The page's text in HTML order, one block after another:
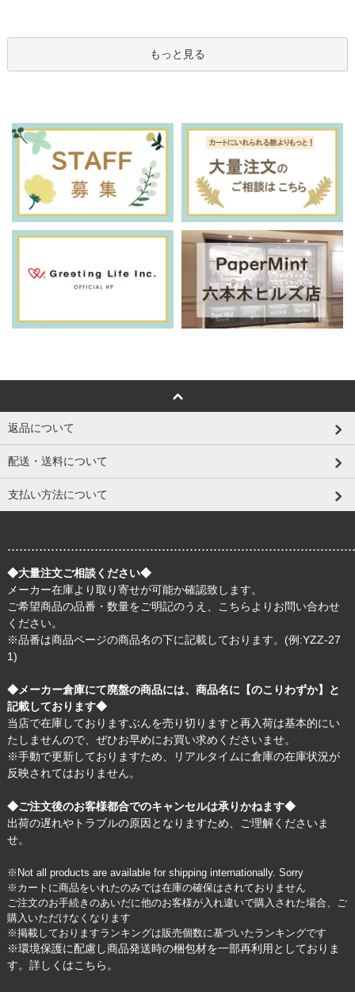
もっと見る
返品について
配送・送料について
支払い方法について
◆大量注文ご相談ください◆
メーカー在庫より取り寄せが可能か確認致します。
ご希望商品の品番・数量をご明記のうえ、
こちら よりお問い合わせ
ください。
※品番は商品ページの商品名の下に記載しております。(例:YZZ-27
1)
◆メーカー倉庫にて廃盤の商品には、商品名に【のこりわずか】と
記載しております◆
当店で在庫しておりますぶんを売り切りますと再入荷は基本的にい
たしませんので、ぜひお早めにお買い求めくださいませ。
※手動で更新しておりますため、リアルタイムに倉庫の在庫状況が
反映されてはおりません。
◆ご注文後のお客様都合でのキャンセルは承りかねます◆
出荷の遅れやトラブルの原因となりますため、ご理解くださいま
せ。
※Not all products are available for shipping internationally. Sorry
※カートに商品をいれたのみでは在庫の確保はされておりません
ご注文のお手続きのあいだに他のお客様が入れ違いで購入された場合、ご
購入いただけなくなります
※掲載しておりますランキングは販売個数に基づいたランキングです
※環境保護に配慮し商品発送時の梱包材を一部再利用としておりま
す。詳しくはこちら 。